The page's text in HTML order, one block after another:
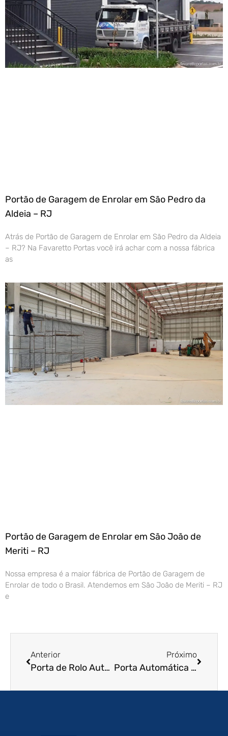
Portão de Garagem de Enrolar em São Pedro da
Aldeia – RJ
Atrás de Portão de Garagem de Enrolar em São Pedro da Aldeia
– RJ? Na Favaretto Portas você irá achar com a nossa fábrica
as
Portão de Garagem de Enrolar em São João de
Meriti – RJ
Nossa empresa é a maior fábrica de Portão de Garagem de
Enrolar de todo o Brasil. Atendemos em São João de Meriti – RJ
e
Anterior
Porta de Rolo Automática em Botucatu – SP
Próximo
Porta Automática de Enrolar em São José do Rio Preto – SP